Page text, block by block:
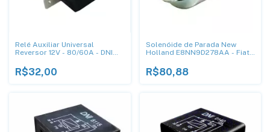
Relé Auxiliar Universal
Reversor 12V - 80/60A - DNI
R$32,00
Solenóide de Parada New
Holland E8NN9D278AA - Fiat
R$80,88